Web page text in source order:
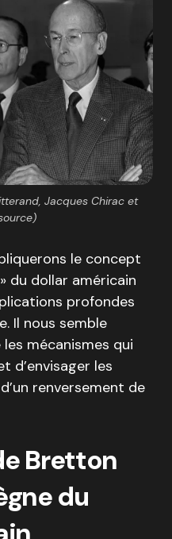
Jacques Chirac et
le concept
du dollar américain
profondes
Il nous semble
mécanismes qui
d’envisager les
renversement de
Bretton
du